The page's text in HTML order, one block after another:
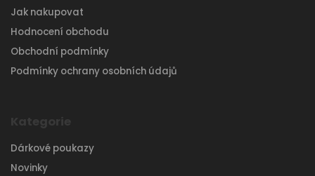
Jak nakupovat
Hodnocení obchodu
Obchodní podmínky
Podmínky ochrany osobních údajů
Kategorie
Dárkové poukazy
Novinky